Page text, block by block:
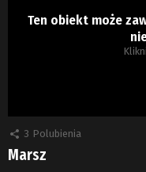
Ten obiekt może
3 Polubienia
Marsz